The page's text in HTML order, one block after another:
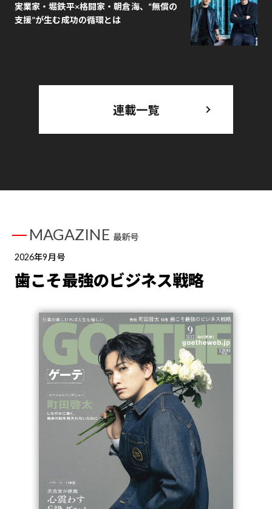
実業家・堀鉄平×格闘家・朝倉海、“無償の
支援”が生む成功の循環とは
連載一覧
MAGAZINE 最新号
2026年9月号
歯こそ最強のビジネス戦略